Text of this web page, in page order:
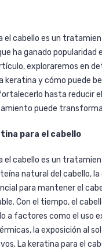
el cabello es un
ha ganado popularidad
exploraremos en
keratina y cómo puede
hasta reducir
puede
para el cabello
el cabello es un
natural del cabello,
para mantener el
Con el tiempo, el
a factores como el uso
la exposición al
La keratina para el